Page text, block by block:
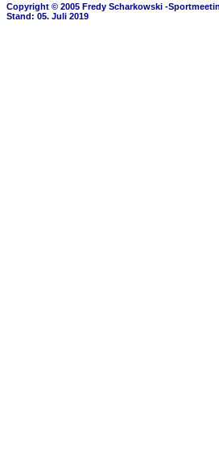
Copyright © 2005 Fredy Scharkowski -
Stand: 05. Juli 2019